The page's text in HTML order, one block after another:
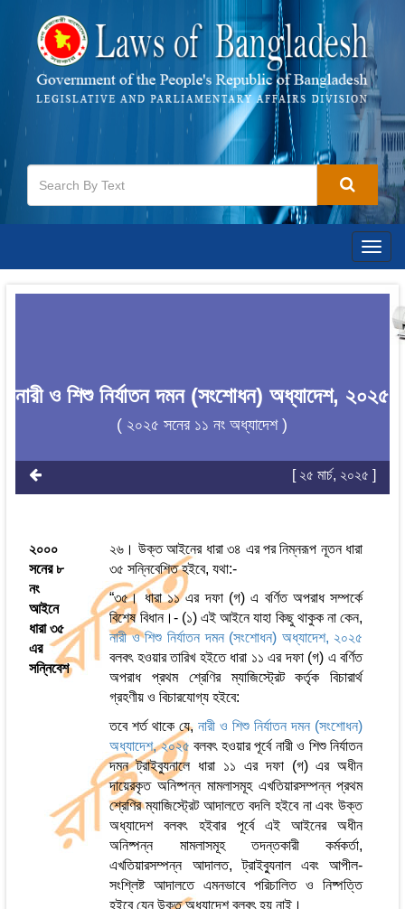
নারী ও শিশু নির্যাতন দমন (সংশোধন) অধ্যাদেশ, ২০২৫
( ২০২৫ সনের ১১ নং অধ্যাদেশ )
[ ২৫ মার্চ, ২০২৫ ]
২০০০
সনের ৮
নং
আইনে
ধারা ৩৫
এর
সন্নিবেশ
২৬। উক্ত আইনের ধারা ৩৪ এর পর নিম্নরূপ নূতন ধারা
৩৫ সন্নিবেশিত হইবে, যথা:-
“৩৫। ধারা ১১ এর দফা (গ) এ বর্ণিত অপরাধ সম্পর্কে
বিশেষ বিধান।- (১) এই আইনে যাহা কিছু থাকুক না কেন,
নারী ও শিশু নির্যাতন দমন (সংশোধন) অধ্যাদেশ, ২০২৫
বলবৎ হওয়ার তারিখ হইতে ধারা ১১ এর দফা (গ) এ বর্ণিত
অপরাধ প্রথম শ্রেণির ম্যাজিস্ট্রেট কর্তৃক বিচারার্থ
গ্রহণীয় ও বিচারযোগ্য হইবে:
তবে শর্ত থাকে যে,নারী ও শিশু নির্যাতন দমন (সংশোধন)
অধ্যাদেশ, ২০২৫ বলবৎ হওয়ার পূর্বে নারী ও শিশু নির্যাতন
দমন ট্রাইব্যুনালে ধারা ১১ এর দফা (গ) এর অধীন
দায়েরকৃত অনিষ্পন্ন মামলাসমূহ এখতিয়ারসম্পন্ন প্রথম
শ্রেণির ম্যাজিস্ট্রেট আদালতে বদলি হইবে না এবং উক্ত
অধ্যাদেশ বলবৎ হইবার পূর্বে এই আইনের অধীন
অনিষ্পন্ন মামলাসমূহ তদন্তকারী কর্মকর্তা,
এখতিয়ারসম্পন্ন আদালত, ট্রাইব্যুনাল এবং আপীল-
সংশ্লিষ্ট আদালতে এমনভাবে পরিচালিত ও নিষ্পত্তি
হইবে যেন উক্ত অধ্যাদেশ বলবৎ হয় নাই।